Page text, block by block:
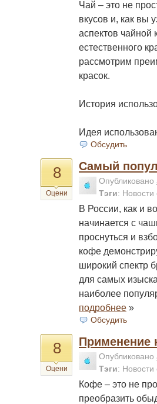
Чай – это не
вкусов и, как вы
аспектов чайной
естественного
рассмотрим
красок.
История
Идея
Обсудить
8
Оцени
Самый
Опубликовано
Тэги:
В России, как и
начинается с
проснуться и
кофе
широкий спектр
для самых
наиболее
подробнее »
Обсудить
8
Оцени
Применение
Опубликовано
Тэги:
Кофе – это не
преобразить